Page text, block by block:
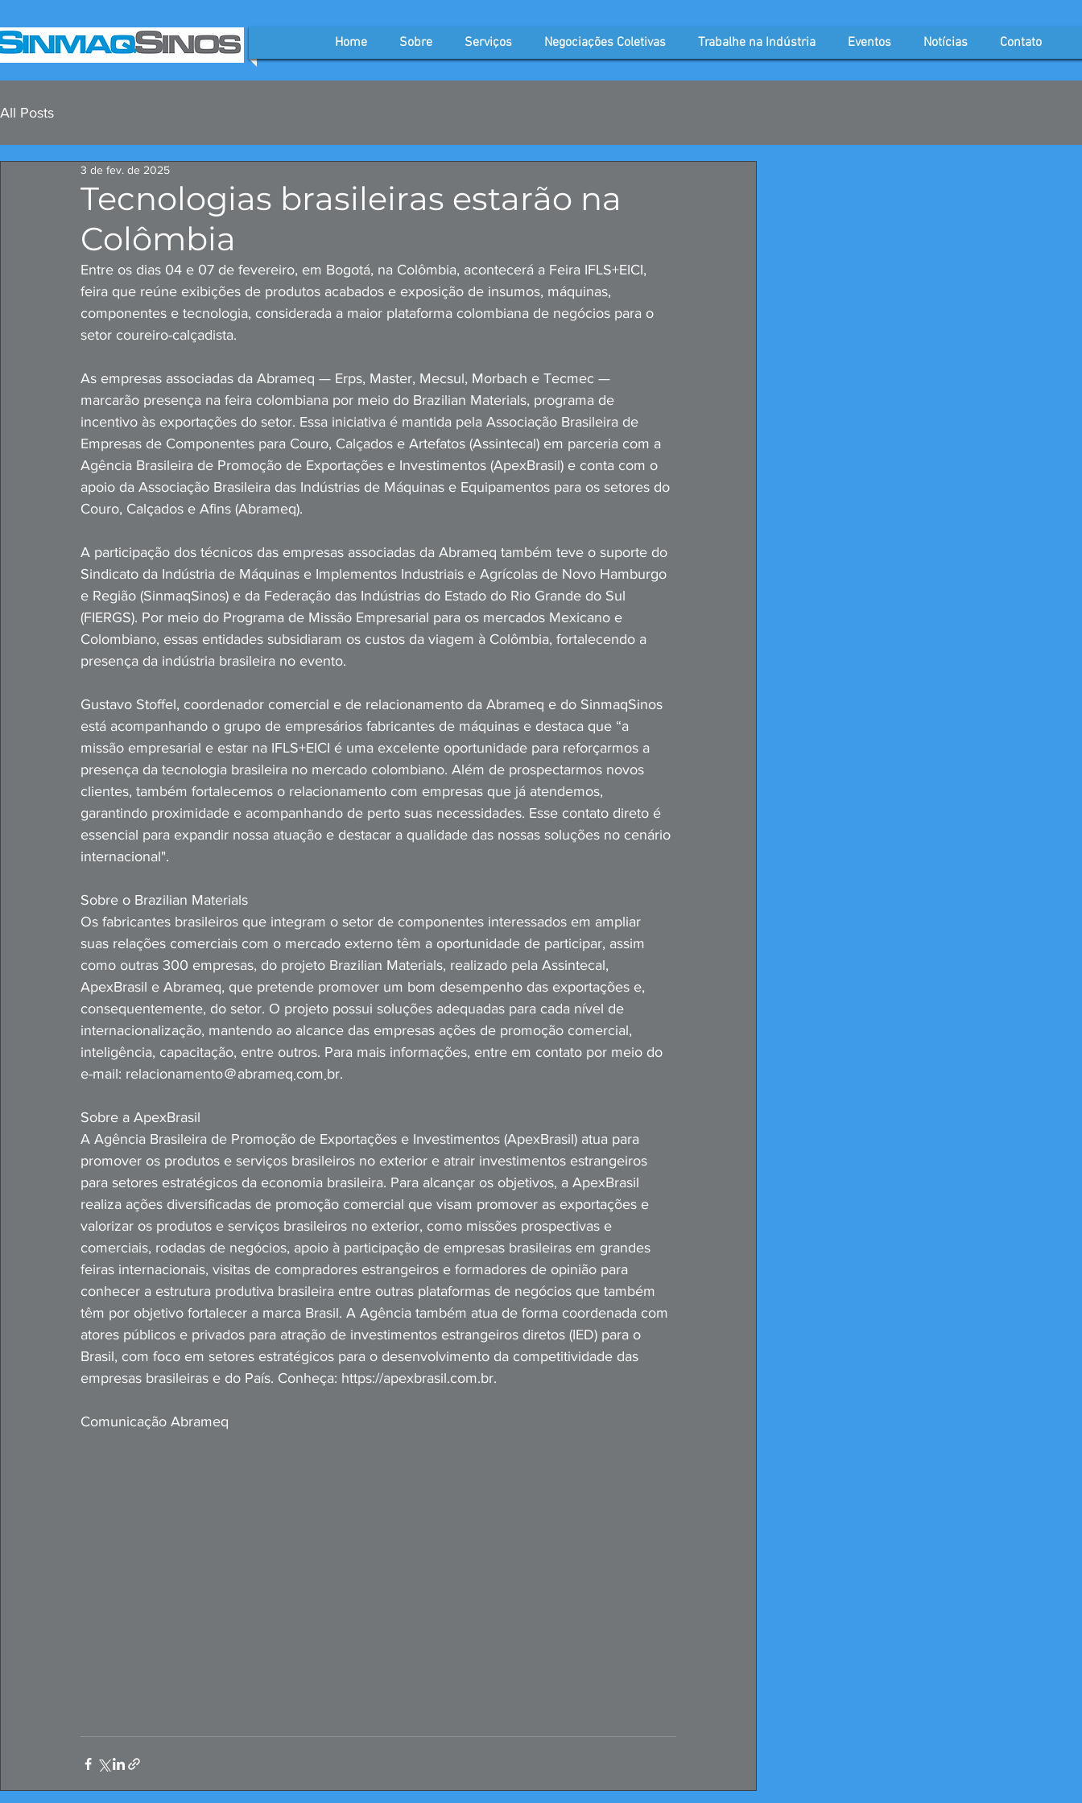
Home Sobre Serviços Negociações Coletivas Trabalhe na Indústria Eventos Notícias Contato
All Posts
Tecnologias brasileiras estarão na
Colômbia
3 de fev. de 2025
Entre os dias 04 e 07 de fevereiro, em Bogotá, na Colômbia, acontecerá a Feira IFLS+EICI,
feira que reúne exibições de produtos acabados e exposição de insumos, máquinas,
componentes e tecnologia, considerada a maior plataforma colombiana de negócios para o
setor coureiro-calçadista.
As empresas associadas da Abrameq — Erps, Master, Mecsul, Morbach e Tecmec —
marcarão presença na feira colombiana por meio do Brazilian Materials, programa de
incentivo às exportações do setor. Essa iniciativa é mantida pela Associação Brasileira de
Empresas de Componentes para Couro, Calçados e Artefatos (Assintecal) em parceria com a
Agência Brasileira de Promoção de Exportações e Investimentos (ApexBrasil) e conta com o
apoio da Associação Brasileira das Indústrias de Máquinas e Equipamentos para os setores do
Couro, Calçados e Afins (Abrameq).
A participação dos técnicos das empresas associadas da Abrameq também teve o suporte do
Sindicato da Indústria de Máquinas e Implementos Industriais e Agrícolas de Novo Hamburgo
e Região (SinmaqSinos) e da Federação das Indústrias do Estado do Rio Grande do Sul
(FIERGS). Por meio do Programa de Missão Empresarial para os mercados Mexicano e
Colombiano, essas entidades subsidiaram os custos da viagem à Colômbia, fortalecendo a
presença da indústria brasileira no evento.
Gustavo Stoffel, coordenador comercial e de relacionamento da Abrameq e do SinmaqSinos
está acompanhando o grupo de empresários fabricantes de máquinas e destaca que “a
missão empresarial e estar na IFLS+EICI é uma excelente oportunidade para reforçarmos a
presença da tecnologia brasileira no mercado colombiano. Além de prospectarmos novos
clientes, também fortalecemos o relacionamento com empresas que já atendemos,
garantindo proximidade e acompanhando de perto suas necessidades. Esse contato direto é
essencial para expandir nossa atuação e destacar a qualidade das nossas soluções no cenário
internacional".
Sobre o Brazilian Materials
Os fabricantes brasileiros que integram o setor de componentes interessados em ampliar
suas relações comerciais com o mercado externo têm a oportunidade de participar, assim
como outras 300 empresas, do projeto Brazilian Materials, realizado pela Assintecal,
ApexBrasil e Abrameq, que pretende promover um bom desempenho das exportações e,
consequentemente, do setor. O projeto possui soluções adequadas para cada nível de
internacionalização, mantendo ao alcance das empresas ações de promoção comercial,
inteligência, capacitação, entre outros. Para mais informações, entre em contato por meio do
e-mail: relacionamento＠abrameq܂com܂br.
Sobre a ApexBrasil
A Agência Brasileira de Promoção de Exportações e Investimentos (ApexBrasil) atua para
promover os produtos e serviços brasileiros no exterior e atrair investimentos estrangeiros
para setores estratégicos da economia brasileira. Para alcançar os objetivos, a ApexBrasil
realiza ações diversificadas de promoção comercial que visam promover as exportações e
valorizar os produtos e serviços brasileiros no exterior, como missões prospectivas e
comerciais, rodadas de negócios, apoio à participação de empresas brasileiras em grandes
feiras internacionais, visitas de compradores estrangeiros e formadores de opinião para
conhecer a estrutura produtiva brasileira entre outras plataformas de negócios que também
têm por objetivo fortalecer a marca Brasil. A Agência também atua de forma coordenada com
atores públicos e privados para atração de investimentos estrangeiros diretos (IED) para o
Brasil, com foco em setores estratégicos para o desenvolvimento da competitividade das
empresas brasileiras e do País. Conheça: https://apexbrasil.com.br.
Comunicação Abrameq